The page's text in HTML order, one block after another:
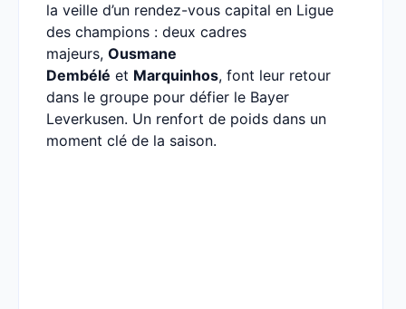
la veille d’un rendez-vous capital en Ligue
des champions : deux cadres
majeurs, Ousmane
Dembélé et Marquinhos, font leur retour
dans le groupe pour défier le Bayer
Leverkusen. Un renfort de poids dans un
moment clé de la saison.